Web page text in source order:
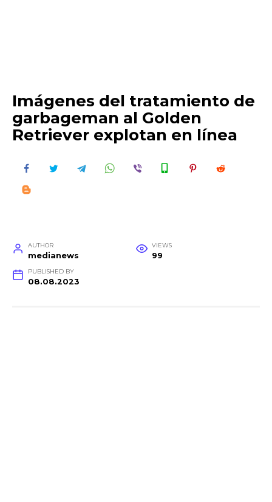
Imágenes del tratamiento de
garbageman al Golden
Retriever explotan en línea
AUTHOR
medianews
VIEWS
99
PUBLISHED BY
08.08.2023